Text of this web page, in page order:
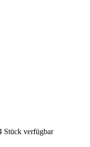
Stück verfügbar